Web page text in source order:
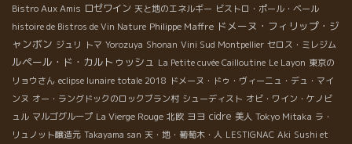
Bistro Aux Amis ロゼワイン 天と地のエネルギー ビストロ・ポール・ベール
histoire de Bistros de Vin Nature Philippe Maffre ドメーヌ・フィリップ・ジ
ャンボン ジュリ トマ Yorozuya Shonan Vini Sud Montpellier セロス・ミレジム
ルペール・ド・カルトゥッシュ La Petite cuvée Cailloutine Le Layon 東京の
リョウさん eclipse lunaire totale 2018 ドメーヌ・ドゥ・ヴィーニュ・デュ・マイ
ンヌ オー・ラングドックのロックブラン村 シューディスト オビ・ワイン・ケノビ
ュル マルゴグループ La Vierge Rouge 北欧 ヨヨ cidre 美人 Tokyo Mitaka ラ・
リュノット醸造元 Takayama san 天・地・葡萄木・人 LESTIGNAC Aki Sushi et